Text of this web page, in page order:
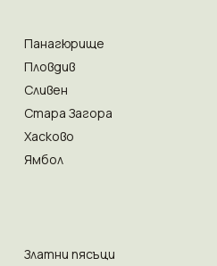
Панагюрище
Пловдив
Сливен
Стара Загора
Хасково
Ямбол
Златни пясъци